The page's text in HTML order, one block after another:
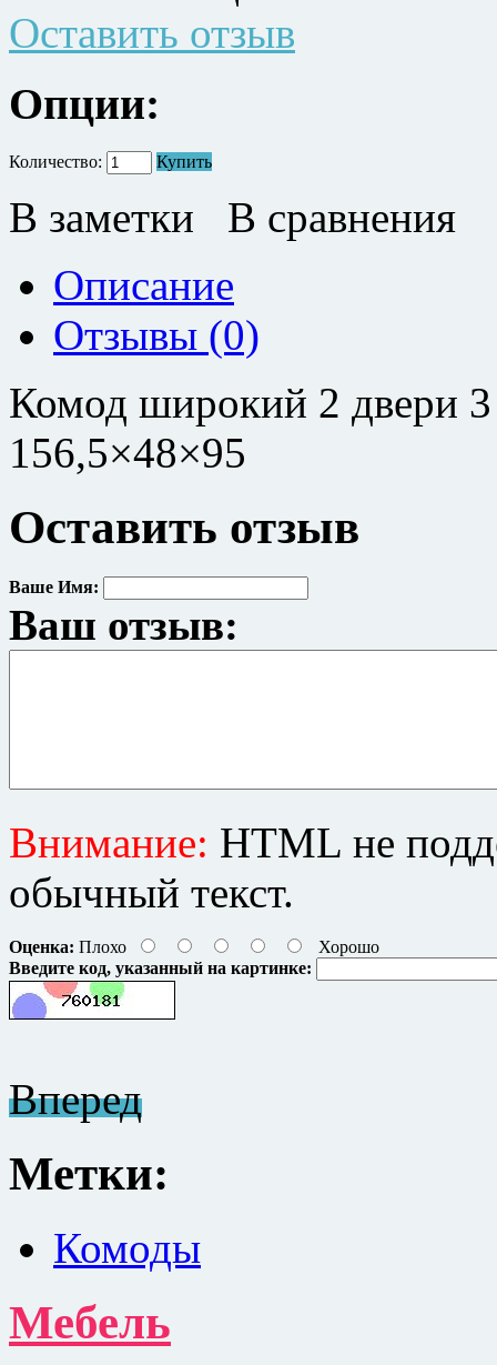
Оставить отзыв
Опции:
Количество: Купить
В заметки
В сравнения
Описание
Отзывы (0)
Комод широкий 2 двери
156,5×48×95
Оставить отзыв
Ваше Имя:
Ваш отзыв:
Внимание: HTML не
обычный текст.
Оценка: Плохо
Хорошо
Введите код, указанный на картинке:
Вперед
Метки:
Комоды
Мебель